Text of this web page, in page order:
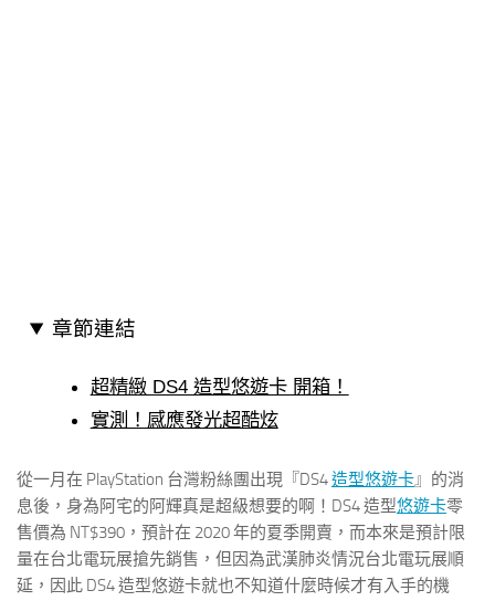
章節連結
超精緻 DS4 造型悠遊卡 開箱！
實測！感應發光超酷炫
從一月在 PlayStation 台灣粉絲團出現『DS4造型悠遊卡』的消
息後，身為阿宅的阿輝真是超級想要的啊！DS4 造型悠遊卡零
售價為 NT$390，預計在 2020 年的夏季開賣，而本來是預計限
量在台北電玩展搶先銷售，但因為武漢肺炎情況台北電玩展順
延，因此 DS4 造型悠遊卡就也不知道什麼時候才有入手的機